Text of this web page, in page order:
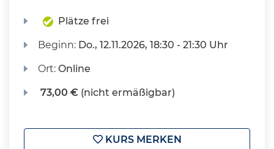
Plätze frei
Beginn: Do., 12.11.2026, 18:30 - 21:30 Uhr
Ort:Online
73,00 € (nicht ermäßigbar)
KURS MERKEN